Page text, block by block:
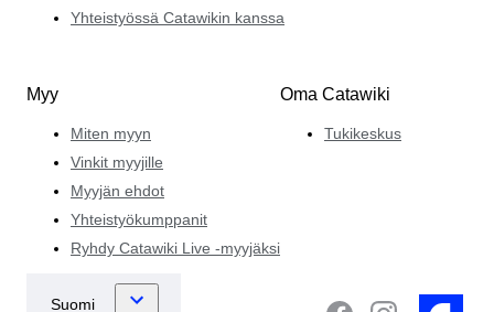
Yhteistyössä Catawikin kanssa
Myy
Miten myyn
Vinkit myyjille
Myyjän ehdot
Yhteistyökumppanit
Ryhdy Catawiki Live -myyjäksi
Oma Catawiki
Tukikeskus